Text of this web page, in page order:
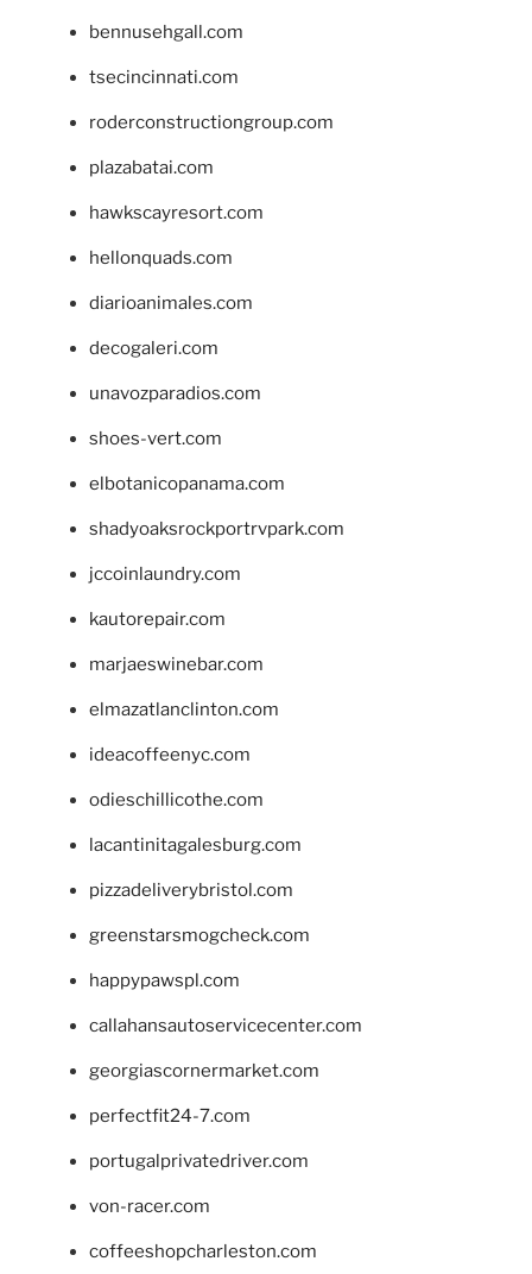
bennusehgall.com
tsecincinnati.com
roderconstructiongroup.com
plazabatai.com
hawkscayresort.com
hellonquads.com
diarioanimales.com
decogaleri.com
unavozparadios.com
shoes-vert.com
elbotanicopanama.com
shadyoaksrockportrvpark.com
jccoinlaundry.com
kautorepair.com
marjaeswinebar.com
elmazatlanclinton.com
ideacoffeenyc.com
odieschillicothe.com
lacantinitagalesburg.com
pizzadeliverybristol.com
greenstarsmogcheck.com
happypawspl.com
callahansautoservicecenter.com
georgiascornermarket.com
perfectfit24-7.com
portugalprivatedriver.com
von-racer.com
coffeeshopcharleston.com